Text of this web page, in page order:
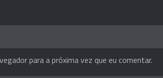
para a próxima vez que eu comentar.